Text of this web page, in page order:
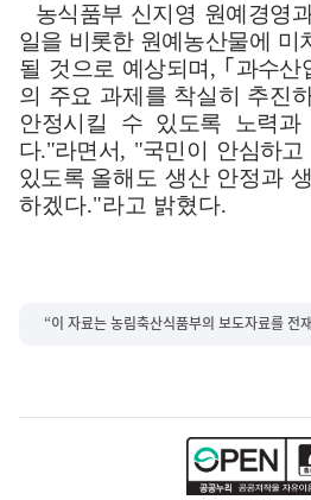
농식품부 신지영 원예경영
일을 비롯한 원예농산물에 미
될 것으로 예상되며 , ｢ 과수산
의 주요 과제를 착실히 추진
안정시킬 수 있도록 노력과
다."라면서, "국민이 안심하
있도록 올해도 생산 안정과
하겠다."라고 밝혔다.
“이 자료는 농림축산식품부의 보도자료를 전